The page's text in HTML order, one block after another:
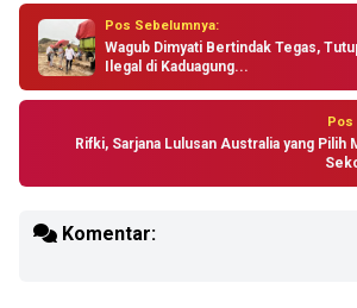
Pos Sebelumnya:
Wagub Dimyati Bertindak Tegas,
Ilegal di Kaduagung...
Pos
Rifki, Sarjana Lulusan Australia yang Pilih
Komentar: